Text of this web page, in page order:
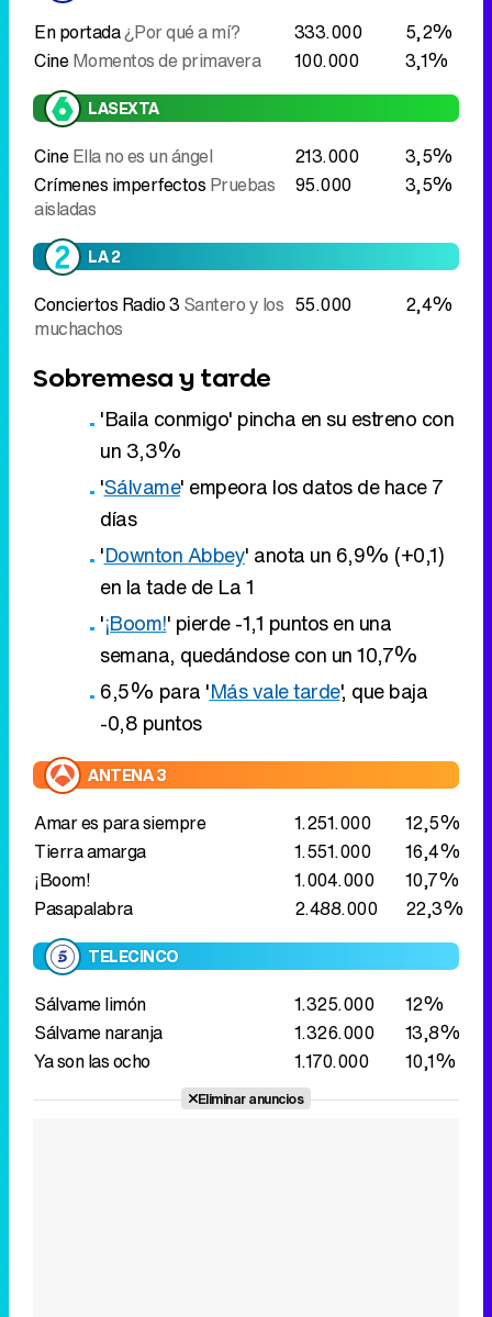
En portada¿Por qué a mí? 333.000
5,2%
CineMomentos de primavera 100.000 3,1%
LASEXTA
CineElla no es un ángel 213.000
3,5%
Crímenes imperfectos Pruebas
aisladas
95.000 3,5%
LA 2
Conciertos Radio 3Santero y los
muchachos
55.000 2,4%
Sobremesa y tarde
'Baila conmigo' pincha en su estreno con
un 3,3%
'Sálvame' empeora los datos de hace 7
días
'Downton Abbey' anota un 6,9% (+0,1)
en la tade de La 1
'¡Boom!' pierde -1,1 puntos en una
semana, quedándose con un 10,7%
6,5% para 'Más vale tarde', que baja
-0,8 puntos
ANTENA 3
Amar es para siempre 1.251.000
12,5%
Tierra amarga
1.551.000
16,4%
¡Boom!
1.004.000
10,7%
Pasapalabra
2.488.000 22,3%
TELECINCO
Sálvame limón 1.325.000
12%
Sálvame naranja
1.326.000
13,8%
Ya son las ocho
1.170.000 10,1%
Eliminar anuncios